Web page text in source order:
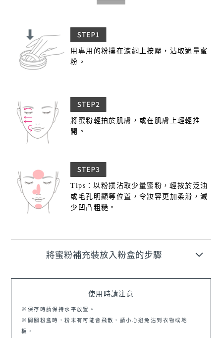
用專用的粉撲在濾網上按壓，沾取適量蜜
粉。
將蜜粉輕拍於肌膚，或在肌膚上輕輕推
開。
Tips：以粉撲沾取少量蜜粉，輕按於泛油
或毛孔明顯等位置，令妝容更加柔滑，減
少凹凸粗糙。
將蜜粉補充裝放入粉盒的步驟
使用時請注意
※保存時請保持水平放置。
※開關粉盒時，粉末有可能會飛散，請小心避免沾到衣物或地
板。